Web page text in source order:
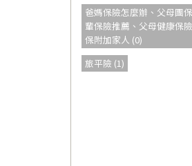
爸媽保險怎麼辦、父母團
輩保險推薦、父母健康保
保附加家人 (0)
旅平險 (1)